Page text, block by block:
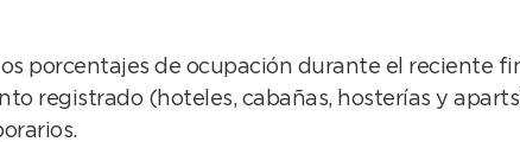
porcentajes de ocupación durante el reciente
registrado (hoteles, cabañas, hosterías y